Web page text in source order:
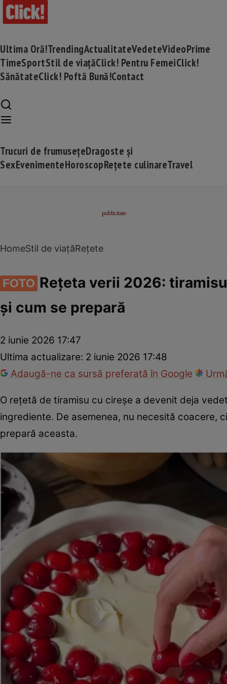
Ultima Oră!TrendingActualitateVedeteVideoPrime
TimeSportStil de viațăClick! Pentru FemeiClick!
SănătateClick! Poftă Bună!Contact
Trucuri de frumusețeDragoste și
SexEvenimenteHoroscopRețete culinareTravel
HomeStil de viațăRețete
FOTO Rețeta verii 2026:
și cum se prepară
2 iunie 2026 17:47
Ultima actualizare: 2 iunie 2026 17:48
Adaugă-ne ca sursă preferată în Google
O rețetă de tiramisu cu cireșe a devenit deja
ingrediente. De asemenea, nu necesită coacere,
prepară aceasta.